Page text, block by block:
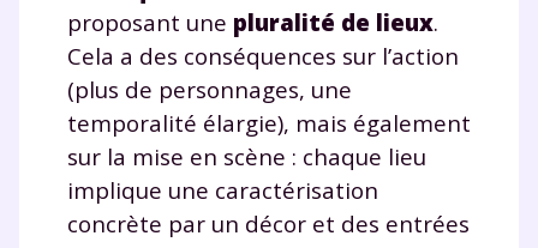
proposant une pluralité de lieux.
Cela a des conséquences sur l’action
(plus de personnages, une
temporalité élargie), mais également
sur la mise en scène : chaque lieu
implique une caractérisation
concrète par un décor et des entrées